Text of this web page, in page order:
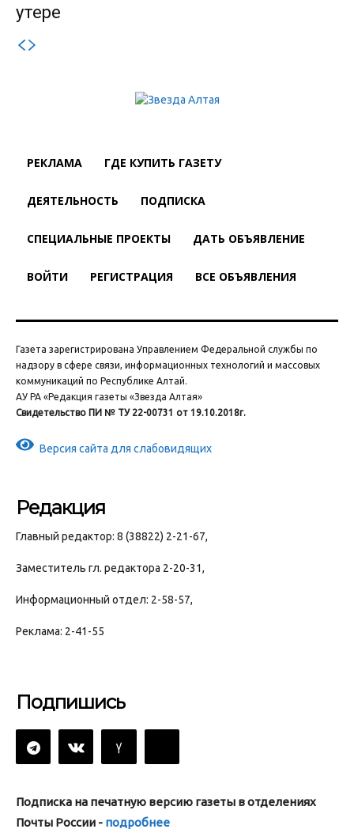
утере
РЕКЛАМА ГДЕ КУПИТЬ ГАЗЕТУ
ДЕЯТЕЛЬНОСТЬ ПОДПИСКА
СПЕЦИАЛЬНЫЕ ПРОЕКТЫ ДАТЬ ОБЪЯВЛЕНИЕ
ВОЙТИ РЕГИСТРАЦИЯ ВСЕ ОБЪЯВЛЕНИЯ
Газета зарегистрирована Управлением Федеральной службы по
надзору в сфере связи, информационных технологий и массовых
коммуникаций по Республике Алтай.
АУ РА «Редакция газеты «Звезда Алтая»
Свидетельство ПИ № ТУ 22-00731 от 19.10.2018г.
Версия сайта для слабовидящих
Редакция
Главный редактор: 8 (38822) 2-21-67,
Заместитель гл. редактора 2-20-31,
Информационный отдел: 2-58-57,
Реклама: 2-41-55
Подпишись
Подписка на печатную версию газеты в отделениях
Почты России - подробнее